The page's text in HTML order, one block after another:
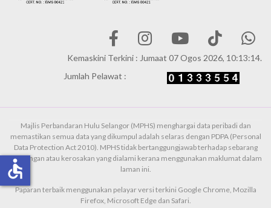
Kemaskini Terkini : Jumaat 07 Ogos 2026, 10:13:14.
Jumlah Pelawat :
Majlis Perbandaran Hulu Selangor (MPHS) menghargai data peribadi dan
memastikan semua data yang dikumpul adalah selaras dengan PDPA (Personal
Data Protection Act 2010). MPHS tidak bertanggungjawab terhadap sebarang
kehilangan atau kerosakan yang dialami kerana menggunakan maklumat dalam
laman ini.
Paparan terbaik menggunakan pelayar versi terkini Google Chrome, Mozilla
Firefox, Microsoft Edge dan Safari.
accessible